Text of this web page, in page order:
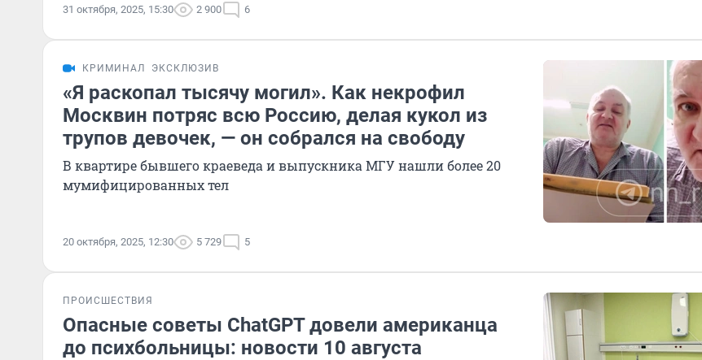
31 октября, 2025, 15:30 2 900 6
КРИМИНАЛ ЭКСКЛЮЗИВ
«Я раскопал тысячу могил». Как некрофил
Москвин потряс всю Россию, делая кукол из
трупов девочек, — он собрался на свободу
В квартире бывшего краеведа и выпускника МГУ нашли более 20
мумифицированных тел
20 октября, 2025, 12:30 5 729 5
ПРОИСШЕСТВИЯ
Опасные советы ChatGPT довели американца
до психбольницы: новости 10 августа